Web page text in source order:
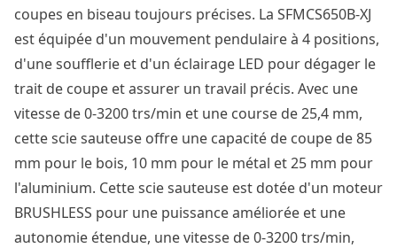
coupes en biseau toujours précises. La SFMCS650B-XJ
est équipée d'un mouvement pendulaire à 4 positions,
d'une soufflerie et d'un éclairage LED pour dégager le
trait de coupe et assurer un travail précis. Avec une
vitesse de 0-3200 trs/min et une course de 25,4 mm,
cette scie sauteuse offre une capacité de coupe de 85
mm pour le bois, 10 mm pour le métal et 25 mm pour
l'aluminium. Cette scie sauteuse est dotée d'un moteur
BRUSHLESS pour une puissance améliorée et une
autonomie étendue, une vitesse de 0-3200 trs/min,